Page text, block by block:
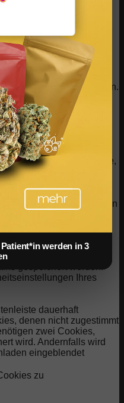
und Funktionen zur
Webseite verfügbaren
erforderlich sind, hat die
unserer
blockieren oder
ändern und
Webseite erzwingen.
Cookies zu
unsere Website erneut
wenn Sie Cookies
dass Sie immer
erlauben Sie uns bitte,
zu speichern. Sie
andere Cookies
nutzen zu
werden alle gesetzten
Ihrem Computer auf
zur Verfügung. Aus
keine Cookies
gespeichert werden.
Ihres
dauerhaft
denen nicht zugestimmt
zwei Cookies,
wird. Andernfalls wird
eingeblendet
zu
werden in 3